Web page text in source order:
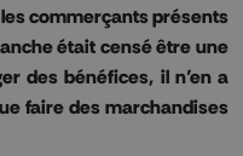
commerçants présents
était censé être une
des bénéfices, il n’en a
faire des marchandises